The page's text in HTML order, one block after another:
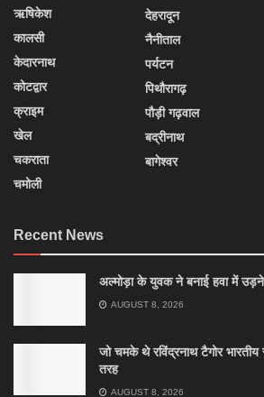
ऋषिकेश
कालसी
केदारनाथ
कोटद्वार
क्राइम
खेल
चकराता
चमोली
देहरादून
नैनीताल
पर्यटन
पिथौरागढ़
पौड़ी गढ़वाल
बद्रीनाथ
बागेश्वर
Recent News
अल्मोड़ा के युवक ने बनाई हवा में उड़ने
AUGUST 8, 2026
जो चमके थे रविंद्रनाथ टैगोर भारतीय
तरह
AUGUST 8, 2026